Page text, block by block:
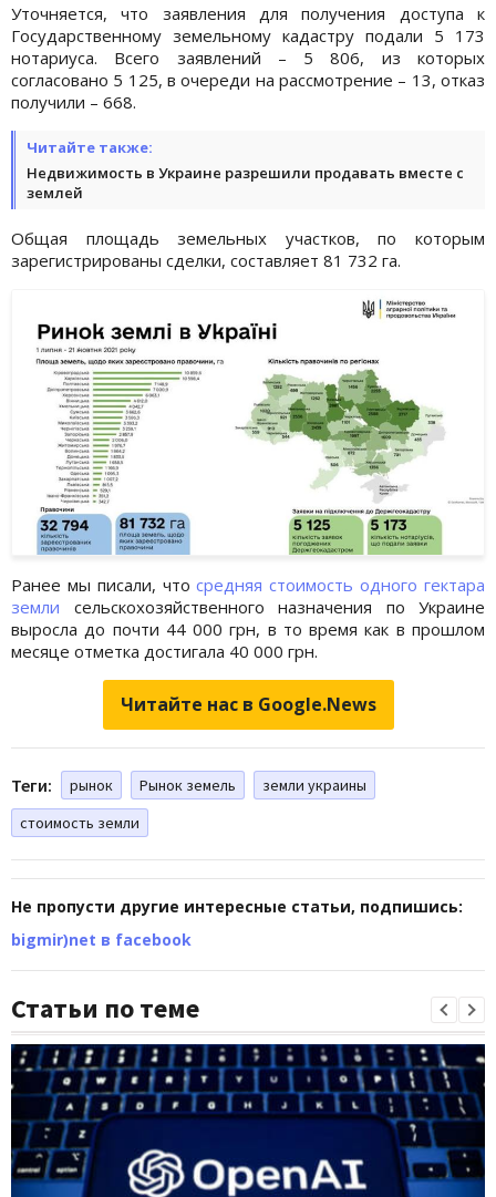
Уточняется, что заявления для получения доступа к
Государственному земельному кадастру подали 5 173
нотариуса. Всего заявлений – 5 806, из которых
согласовано 5 125, в очереди на рассмотрение – 13, отказ
получили – 668.
Читайте также:
Недвижимость в Украине разрешили продавать вместе с
землей
Общая площадь земельных участков, по которым
зарегистрированы сделки, составляет 81 732 га.
Ранее мы писали, чтосредняя стоимость одного гектара
земли сельскохозяйственного назначения по Украине
выросла до почти 44 000 грн, в то время как в прошлом
месяце отметка достигала 40 000 грн.
Читайте нас в Google.News
Теги: рынок Рынок земель
земли украины
стоимость земли
Не пропусти другие интересные статьи, подпишись:
bigmir)net в facebook
Статьи по теме